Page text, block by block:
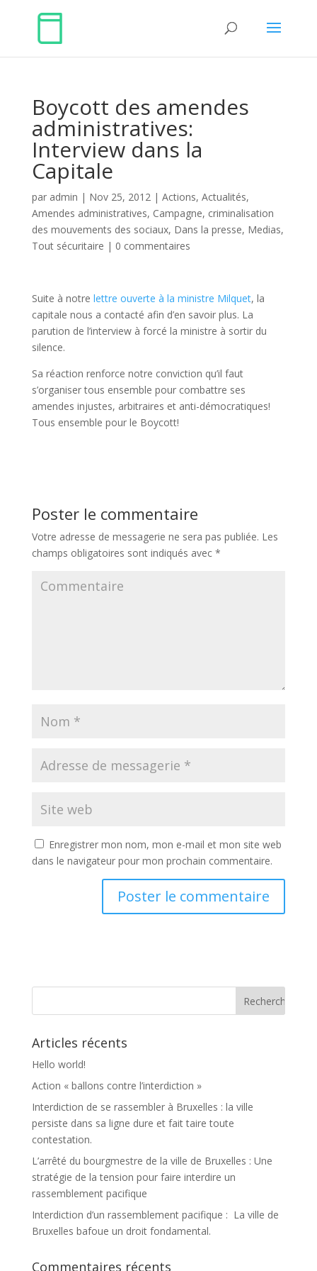
Boycott des amendes
administratives:
Interview dans la
Capitale
par admin | Nov 25, 2012| Actions, Actualités,
Amendes administratives, Campagne, criminalisation
des mouvements des sociaux, Dans la presse, Medias,
Tout sécuritaire | 0 commentaires
Suite à notre lettre ouverte à la ministre Milquet, la
capitale nous a contacté afin d’en savoir plus. La
parution de l’interview à forcé la ministre à sortir du
silence.
Sa réaction renforce notre conviction qu’il faut
s’organiser tous ensemble pour combattre ses
amendes injustes, arbitraires et anti-démocratiques!
Tous ensemble pour le Boycott!
Poster le commentaire
Votre adresse de messagerie ne sera pas publiée. Les
champs obligatoires sont indiqués avec *
Enregistrer mon nom, mon e-mail et mon site web
dans le navigateur pour mon prochain commentaire.
Articles récents
Hello world!
Action « ballons contre l’interdiction »
Interdiction de se rassembler à Bruxelles : la ville
persiste dans sa ligne dure et fait taire toute
contestation.
L’arrêté du bourgmestre de la ville de Bruxelles : Une
stratégie de la tension pour faire interdire un
rassemblement pacifique
Interdiction d’un rassemblement pacifique : La ville de
Bruxelles bafoue un droit fondamental.
Commentaires récents